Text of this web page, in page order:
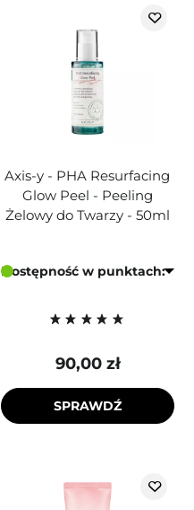
Axis-y - PHA Resurfacing
Glow Peel - Peeling
Żelowy do Twarzy - 50ml
Dostępność w punktach:
90,00 zł
SPRAWDŹ